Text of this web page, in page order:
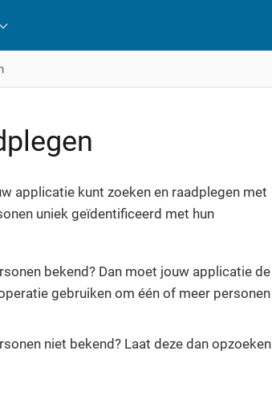
applicatie kunt zoeken en raadplegen met
uniek geïdentificeerd met hun
bekend? Dan moet jouw applicatie de
gebruiken om één of meer personen
niet bekend? Laat deze dan opzoeken